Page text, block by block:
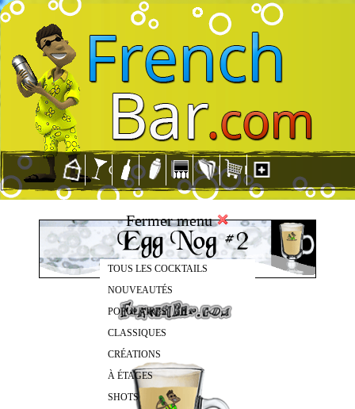
Fermer menu
TOUS LES COCKTAILS
NOUVEAUTÉS
POPULAIRES
CLASSIQUES
CRÉATIONS
À ÉTAGES
SHOTS